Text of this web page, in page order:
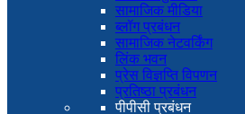
सामाजिक मीडिया
ब्लॉग प्रबंधन
सामाजिक नेटवर्किंग
लिंक भवन
प्रेस विज्ञप्ति विपणन
प्रतिष्ठा प्रबंधन
पीपीसी प्रबंधन